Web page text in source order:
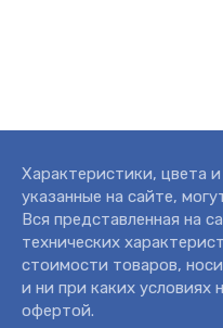
Характеристики, цвета
указанные на сайте,
Вся представленная на
технических
стоимости товаров,
и ни при каких условиях
офертой.